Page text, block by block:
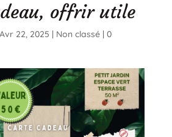
offrir utile
Avr 22, 2025 | Non classé| 0